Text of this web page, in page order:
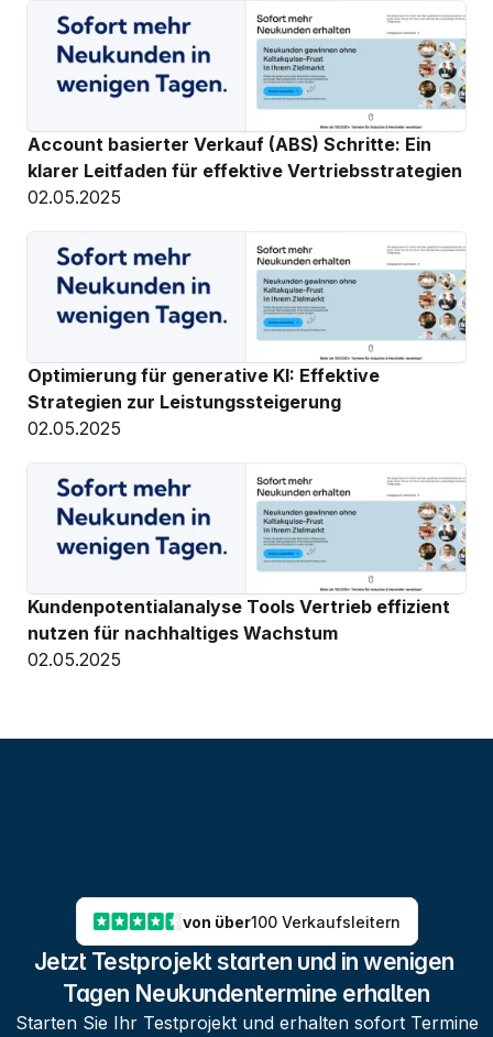
Account basierter Verkauf (ABS) Schritte: Ein
klarer Leitfaden für effektive Vertriebsstrategien
02.05.2025
Optimierung für generative KI: Effektive
Strategien zur Leistungssteigerung
02.05.2025
Kundenpotentialanalyse Tools Vertrieb effizient
nutzen für nachhaltiges Wachstum
02.05.2025
von über100 Verkaufsleitern
Jetzt Testprojekt starten und in wenigen
Tagen Neukundentermine erhalten
Starten Sie Ihr Testprojekt und erhalten sofort Termine